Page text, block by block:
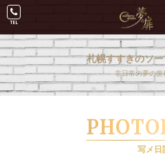
札幌すすきのソ
非日常の夢の世
写メ日